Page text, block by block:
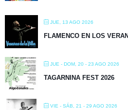
JUE, 13 AGO 2026
FLAMENCO EN LOS
JUE - DOM, 20 - 23 AGO 2026
TAGARNINA FEST 2026
VIE - SÁB, 21 - 29 AGO 2026